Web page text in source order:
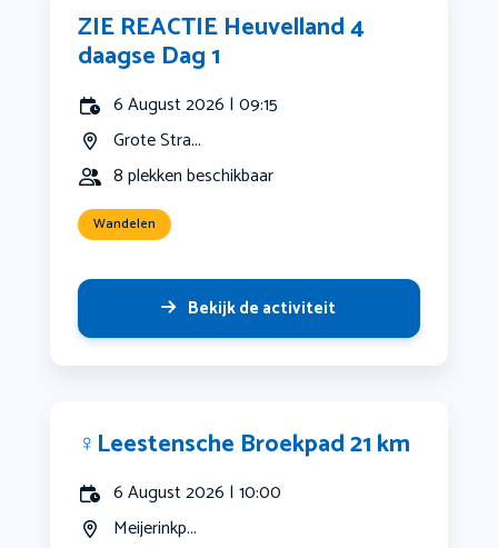
ZIE REACTIE Heuvelland 4
daagse Dag 1
6 August 2026 | 09:15
Grote Stra...
8 plekken beschikbaar
Wandelen
Bekijk de activiteit
‍♀️Leestensche Broekpad 21 km
6 August 2026 | 10:00
Meijerinkp...